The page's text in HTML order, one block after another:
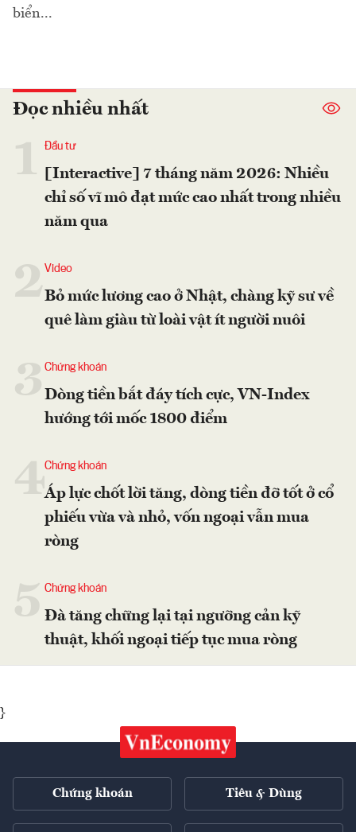
biển...
Đọc nhiều nhất
Đầu tư
[Interactive] 7 tháng năm 2026: Nhiều
chỉ số vĩ mô đạt mức cao nhất trong nhiều
năm qua
2Video
Bỏ mức lương cao ở Nhật, chàng kỹ sư về
quê làm giàu từ loài vật ít người nuôi
Chứng khoán
Dòng tiền bắt đáy tích cực, VN-Index
hướng tới mốc 1800 điểm
4Chứng khoán
Áp lực chốt lời tăng, dòng tiền đỡ tốt ở cổ
phiếu vừa và nhỏ, vốn ngoại vẫn mua
ròng
Chứng khoán
Đà tăng chững lại tại ngưỡng cản kỹ
thuật, khối ngoại tiếp tục mua ròng
}
Chứng khoán Tiêu & Dùng